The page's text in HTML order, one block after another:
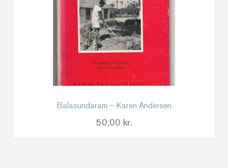
Balasundaram – Karen Andersen
50,00 kr.